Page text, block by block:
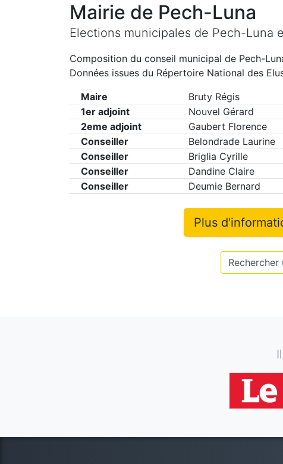
Mairie de Pech-Luna
Elections municipales de Pech-Luna
Composition du conseil municipal de Pech-
Données issues du Répertoire National des
Maire
Bruty Régis
1er adjoint
Nouvel Gérard
2eme adjoint
Gaubert Florence
Conseiller
Belondrade Laurine
Conseiller
Briglia Cyrille
Conseiller
Dandine Claire
Conseiller
Deumie Bernard
Plus